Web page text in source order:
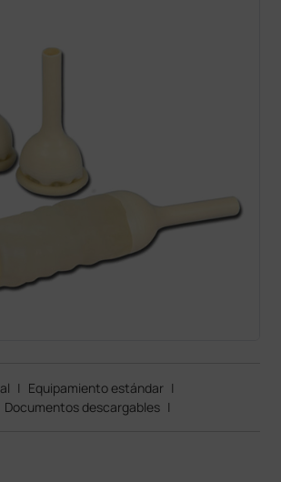
| Equipamiento estándar |
Documentos descargables |